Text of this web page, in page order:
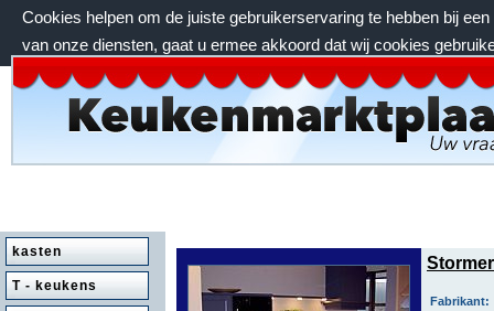
Cookies helpen om de juiste gebruikerservaring te hebben bij
van onze diensten, gaat u ermee akkoord dat wij cookies
vrijdag 7 augustus 2026, 22:00 uur
kasten
T - keukens
Fabrikant: